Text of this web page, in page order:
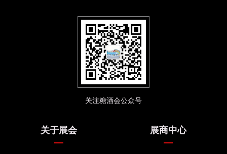
关注糖酒会公众号
关于展会 展商中心